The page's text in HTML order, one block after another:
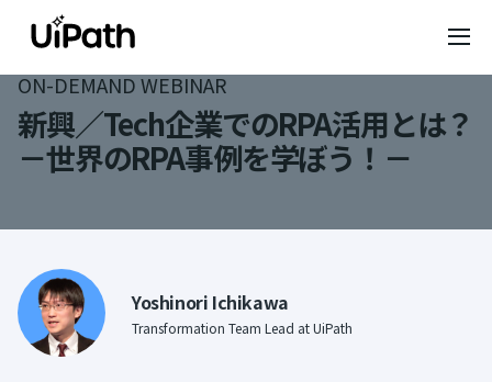
ON-DEMAND WEBINAR
新興／Tech企業でのRPA活用とは？
－世界のRPA事例を学ぼう！－
Yoshinori Ichikawa
Transformation Team Lead at UiPath